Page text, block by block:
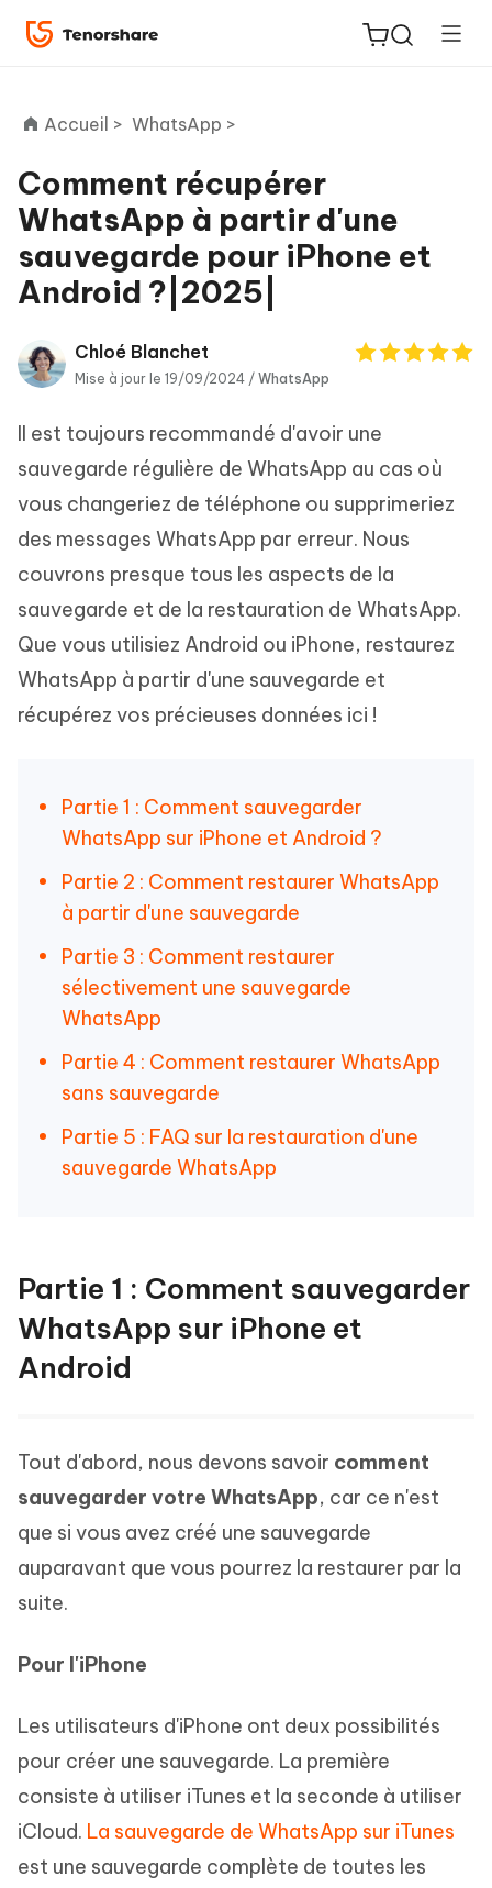
ReiBoot
for iOS
PDNob
PDF
Editor
iAnyGo
Accueil > WhatsApp >
Comment récupérer
WhatsApp à partir d'une
sauvegarde pour iPhone et
Android ?|2025|
Chloé Blanchet
Mise à jour le 19/09/2024 / WhatsApp
Il est toujours recommandé d'avoir une
sauvegarde régulière de WhatsApp au cas où
vous changeriez de téléphone ou supprimeriez
des messages WhatsApp par erreur. Nous
couvrons presque tous les aspects de la
sauvegarde et de la restauration de WhatsApp.
Que vous utilisiez Android ou iPhone, restaurez
WhatsApp à partir d'une sauvegarde et
récupérez vos précieuses données ici !
Partie 1 : Comment sauvegarder
WhatsApp sur iPhone et Android ?
Partie 2 : Comment restaurer WhatsApp
à partir d'une sauvegarde
Partie 3 : Comment restaurer
sélectivement une sauvegarde
WhatsApp
Partie 4 : Comment restaurer WhatsApp
sans sauvegarde
Partie 5 : FAQ sur la restauration d'une
sauvegarde WhatsApp
Partie 1 : Comment sauvegarder
WhatsApp sur iPhone et
Android
Tout d'abord, nous devons savoir comment
sauvegarder votre WhatsApp, car ce n'est
que si vous avez créé une sauvegarde
auparavant que vous pourrez la restaurer par la
suite.
Pour l'iPhone
Les utilisateurs d'iPhone ont deux possibilités
pour créer une sauvegarde. La première
consiste à utiliser iTunes et la seconde à utiliser
iCloud. La sauvegarde de WhatsApp sur iTunes
est une sauvegarde complète de toutes les